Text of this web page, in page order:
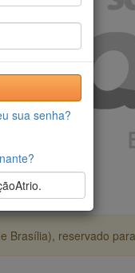
Brasília), reservado
sua senha?